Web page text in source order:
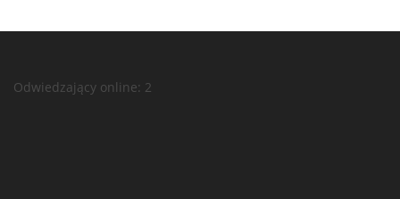
Odwiedzający online: 2